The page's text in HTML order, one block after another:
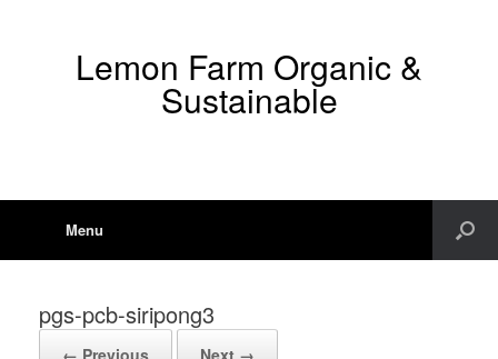
Lemon Farm Organic &
Sustainable
Menu
pgs-pcb-siripong3
← Previous Next →